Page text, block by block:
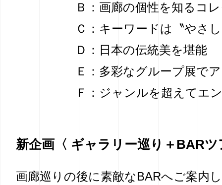
Ｂ：画廊の個性を知るコ
Ｃ：キーワードは〝やさ
Ｄ：日本の伝統美を堪能
Ｅ：多彩なグループ展で
Ｆ：ジャンルを超えてエ
新企画〈 ギャラリー巡り＋BARツ
画廊巡りの後に素敵なBARへご案内